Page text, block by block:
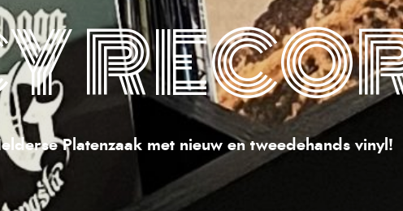
Platenzaak met nieuw en tweedehands vinyl!